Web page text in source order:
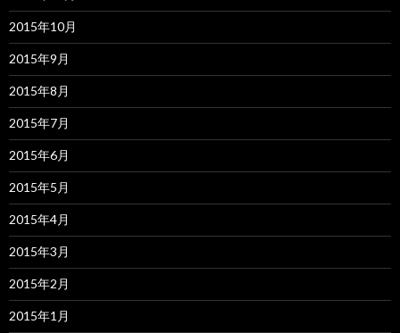
2015年10月
2015年9月
2015年8月
2015年7月
2015年6月
2015年5月
2015年4月
2015年3月
2015年2月
2015年1月